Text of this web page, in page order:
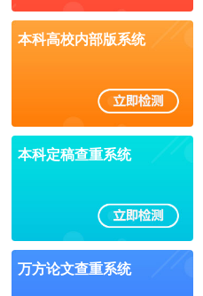
本科高校内部版系统
本科定稿查重系统
万方论文查重系统